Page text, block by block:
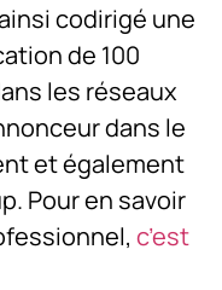
codirigé une
de 100
les réseaux
dans le
et également
Pour en savoir
c’est